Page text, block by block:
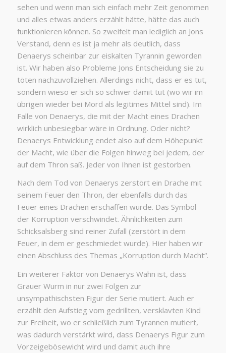
sehen und wenn man sich einfach mehr Zeit genommen
und alles etwas anders erzählt hätte, hätte das auch
funktionieren können. So zweifelt man lediglich an Jons
Verstand, denn es ist ja mehr als deutlich, dass
Denaerys scheinbar zur eiskalten Tyrannin geworden
ist. Wir haben also Probleme Jons Entscheidung sie zu
töten nachzuvollziehen. Allerdings nicht, dass er es tut,
sondern wieso er sich so schwer damit tut (wo wir im
übrigen wieder bei Mord als legitimes Mittel sind). Im
Falle von Denaerys, die mit der Macht eines Drachen
wirklich unbesiegbar wäre in Ordnung. Oder nicht?
Denaerys Entwicklung endet also auf dem Höhepunkt
der Macht, wie über die Folgen hinweg bei jedem, der
auf dem Thron saß. Jeder von Ihnen ist gestorben.
Nach dem Tod von Denaerys zerstört ein Drache mit
seinem Feuer den Thron, der ebenfalls durch das
Feuer eines Drachen erschaffen wurde. Das Symbol
der Korruption verschwindet. Ähnlichkeiten zum
Schicksalsberg sind reiner Zufall (zerstört in dem
Feuer, in dem er geschmiedet wurde). Hier haben wir
einen Abschluss des Themas „Korruption durch Macht“.
Ein weiterer Faktor von Denaerys Wahn ist, dass
Grauer Wurm in nur zwei Folgen zur
unsympathischsten Figur der Serie mutiert. Auch er
erzählt den Aufstieg vom gedrillten, versklavten Kind
zur Freiheit, wo er schließlich zum Tyrannen mutiert,
was dadurch verstärkt wird, dass Denaerys Figur zum
Vorzeigebösewicht wird und damit auch ihre